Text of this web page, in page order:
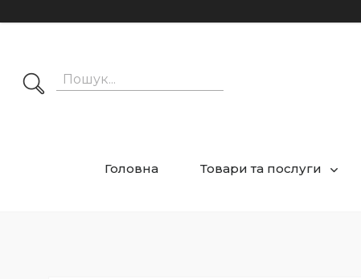
Головна Товари та послуги